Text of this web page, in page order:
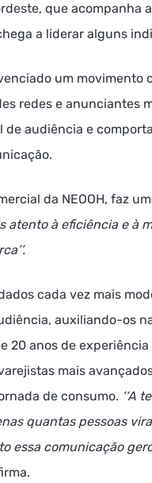
que acompanha
a liderar alguns
um movimento
redes e anunciantes
audiência e
da NEOOH, faz
atento à eficiência e à
cada vez mais
auxiliando-os
20 anos de
mais
de consumo. ‘‘A
quantas pessoas
essa comunicação